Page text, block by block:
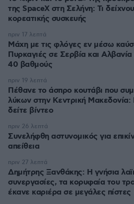
της SpaceX στη Σελήνη: Τι
κορεατικής συσκευής
Μάχη με τις φλόγες εν μέσω
Πυρκαγιές σε Σερβία και
40 βαθμούς
πριν 17 λεπτά
Πέθανε το άσπρο κουτάβι που
λύκων στην Κεντρική Μακεδονία:
δείτε βίντεο
πριν 19 λεπτά
Συνελήφθη αστυνομικός για
απείθεια
πριν 26 λεπτά
Δημήτρης Ξανθάκης: Η γνήσια
συνεργασίες, τα κορυφαία του
έκανε καριέρα σε μεγάλες πίστες
πριν 27 λεπτά